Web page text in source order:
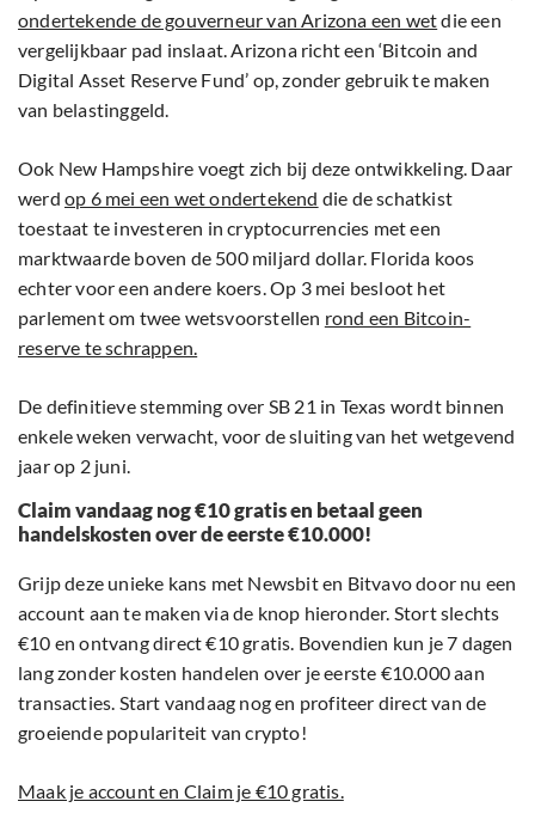
ondertekende de gouverneur van Arizona een wetdie een
vergelijkbaar pad inslaat. Arizona richt een ‘Bitcoin and
Digital Asset Reserve Fund’ op, zonder gebruik te maken
van belastinggeld.
Ook New Hampshire voegt zich bij deze ontwikkeling. Daar
werd op 6 mei een wet ondertekend die de schatkist
toestaat te investeren in cryptocurrencies met een
marktwaarde boven de 500 miljard dollar. Florida koos
echter voor een andere koers. Op 3 mei besloot het
parlement om twee wetsvoorstellen rond een Bitcoin-
reserve te schrappen.
De definitieve stemming over SB 21 in Texas wordt binnen
enkele weken verwacht, voor de sluiting van het wetgevend
jaar op 2 juni.
Claim vandaag nog €10 gratis en betaal geen
handelskosten over de eerste €10.000!
Grijp deze unieke kans met Newsbit en Bitvavo door nu een
account aan te maken via de knop hieronder. Stort slechts
€10 en ontvang direct €10 gratis. Bovendien kun je 7 dagen
lang zonder kosten handelen over je eerste €10.000 aan
transacties. Start vandaag nog en profiteer direct van de
groeiende populariteit van crypto!
Maak je account en Claim je €10 gratis.